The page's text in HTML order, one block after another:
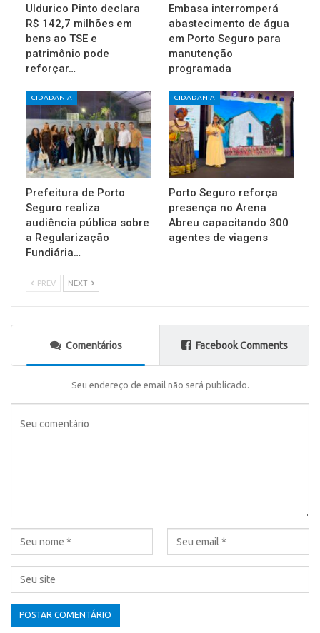
Uldurico Pinto declara
R$ 142,7 milhões em
bens ao TSE e
patrimônio pode
reforçar…
Embasa interromperá
abastecimento de água
em Porto Seguro para
manutenção
programada
CIDADANIA
Prefeitura de Porto
Seguro realiza
audiência pública sobre
a Regularização
Fundiária…
CIDADANIA
Porto Seguro reforça
presença no Arena
Abreu capacitando 300
agentes de viagens
PREV NEXT
Comentários Facebook Comments
Seu endereço de email não será publicado.